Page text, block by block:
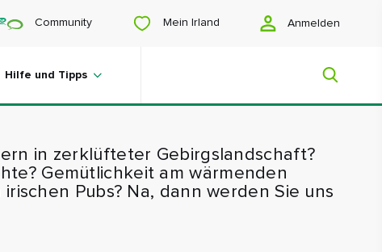
Community Mein Irland Anmelden
Hilfe und Tipps
Mein Irland
in zerklüfteter Gebirgslandschaft?
Gemütlichkeit am wärmenden
Pubs? Na, dann werden Sie uns